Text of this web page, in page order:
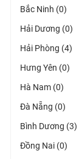
Bắc Ninh (0)
Hải Dương (0)
Hải Phòng (4)
Hưng Yên (0)
Hà Nam (0)
Đà Nẵng (0)
Bình Dương (3)
Đồng Nai (0)